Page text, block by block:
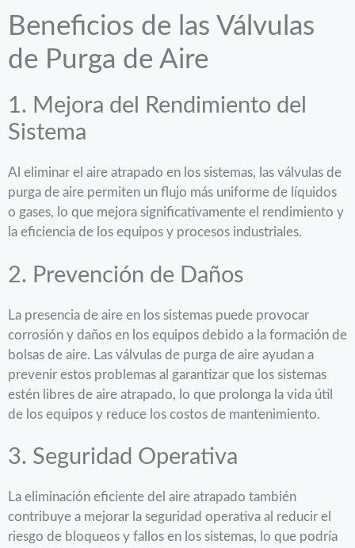
Beneficios de las Válvulas
de Purga de Aire
1. Mejora del Rendimiento del
Sistema
Al eliminar el aire atrapado en los sistemas, las válvulas de
purga de aire permiten un flujo más uniforme de líquidos
o gases, lo que mejora significativamente el rendimiento y
la eficiencia de los equipos y procesos industriales.
2. Prevención de Daños
La presencia de aire en los sistemas puede provocar
corrosión y daños en los equipos debido a la formación de
bolsas de aire. Las válvulas de purga de aire ayudan a
prevenir estos problemas al garantizar que los sistemas
estén libres de aire atrapado, lo que prolonga la vida útil
de los equipos y reduce los costos de mantenimiento.
3. Seguridad Operativa
La eliminación eficiente del aire atrapado también
contribuye a mejorar la seguridad operativa al reducir el
riesgo de bloqueos y fallos en los sistemas, lo que podría